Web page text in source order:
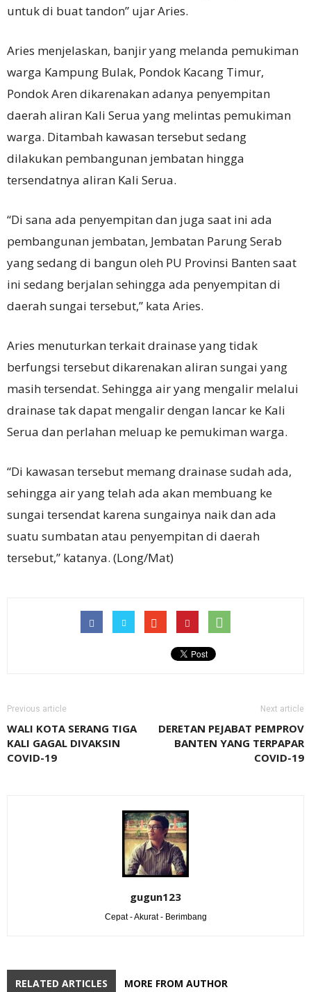
untuk di buat tandon” ujar Aries.
Aries menjelaskan, banjir yang melanda pemukiman
warga Kampung Bulak, Pondok Kacang Timur,
Pondok Aren dikarenakan adanya penyempitan
daerah aliran Kali Serua yang melintas pemukiman
warga. Ditambah kawasan tersebut sedang
dilakukan pembangunan jembatan hingga
tersendatnya aliran Kali Serua.
“Di sana ada penyempitan dan juga saat ini ada
pembangunan jembatan, Jembatan Parung Serab
yang sedang di bangun oleh PU Provinsi Banten saat
ini sedang berjalan sehingga ada penyempitan di
daerah sungai tersebut,” kata Aries.
Aries menuturkan terkait drainase yang tidak
berfungsi tersebut dikarenakan aliran sungai yang
masih tersendat. Sehingga air yang mengalir melalui
drainase tak dapat mengalir dengan lancar ke Kali
Serua dan perlahan meluap ke pemukiman warga.
“Di kawasan tersebut memang drainase sudah ada,
sehingga air yang telah ada akan membuang ke
sungai tersendat karena sungainya naik dan ada
suatu sumbatan atau penyempitan di daerah
tersebut,” katanya. (Long/Mat)
Previous article
WALI KOTA SERANG TIGA
KALI GAGAL DIVAKSIN
COVID-19
Next article
DERETAN PEJABAT PEMPROV
BANTEN YANG TERPAPAR
COVID-19
gugun123
Cepat - Akurat - Berimbang
RELATED ARTICLES MORE FROM AUTHOR